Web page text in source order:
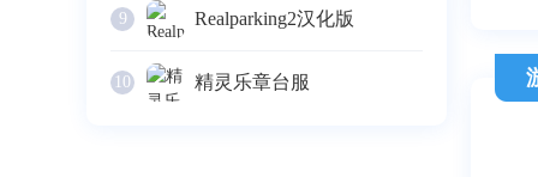
9 Realparking2汉化版
10 精灵乐章台服